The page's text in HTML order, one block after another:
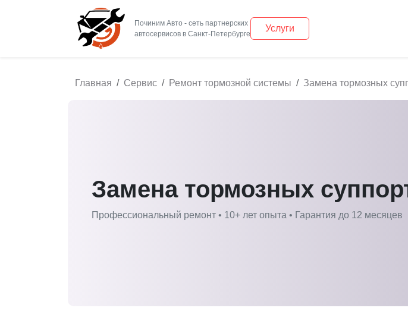
Починим Авто - сеть партнерских
Услуги
Главная Сервис Ремонт тормозной системы Замена тормозных
Замена тормозных
Профессиональный ремонт • 10+ лет опыта • Гарантия до 12 месяцев